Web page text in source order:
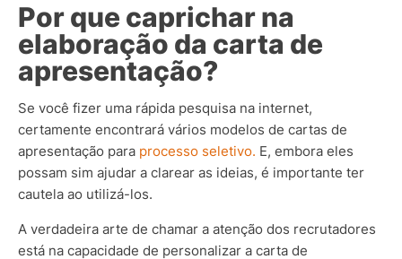
Por que caprichar na
elaboração da carta de
apresentação?
Se você fizer uma rápida pesquisa na internet,
certamente encontrará vários modelos de cartas de
apresentação para processo seletivo. E, embora eles
possam sim ajudar a clarear as ideias, é importante ter
cautela ao utilizá-los.
A verdadeira arte de chamar a atenção dos recrutadores
está na capacidade de personalizar a carta de